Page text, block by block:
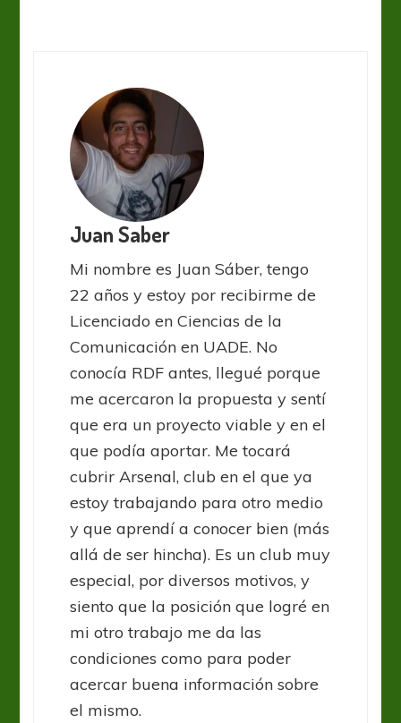
Juan Saber
Mi nombre es Juan Sáber, tengo
22 años y estoy por recibirme de
Licenciado en Ciencias de la
Comunicación en UADE. No
conocía RDF antes, llegué porque
me acercaron la propuesta y sentí
que era un proyecto viable y en el
que podía aportar. Me tocará
cubrir Arsenal, club en el que ya
estoy trabajando para otro medio
y que aprendí a conocer bien (más
allá de ser hincha). Es un club muy
especial, por diversos motivos, y
siento que la posición que logré en
mi otro trabajo me da las
condiciones como para poder
acercar buena información sobre
el mismo.